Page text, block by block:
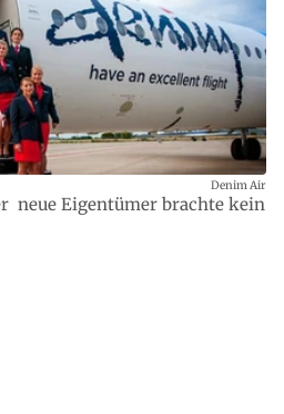
neue Eigentümer brachte kein
Denim Air